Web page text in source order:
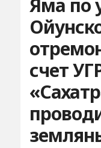
Яма по
счет